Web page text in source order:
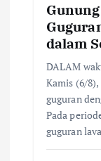
dalam
DALAM
Kamis (6/
guguran
Pada
guguran